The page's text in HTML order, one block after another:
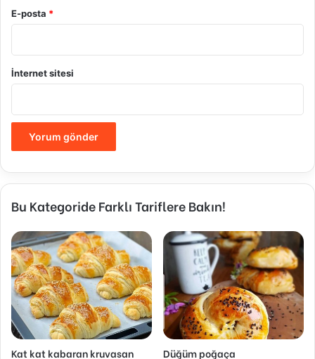
E-posta *
İnternet sitesi
Bu Kategoride Farklı Tariflere Bakın!
Kat kat kabaran kruvasan
Düğüm poğaça